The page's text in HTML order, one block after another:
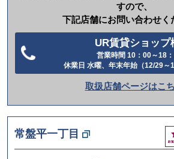
すので、
下記店舗にお問い合わせく
UR賃貸ショップ
営業時間 10：00～18
休業日 水曜、年末年始（12/29～
取扱店舗ページはこ
常盤平一丁目
お
気